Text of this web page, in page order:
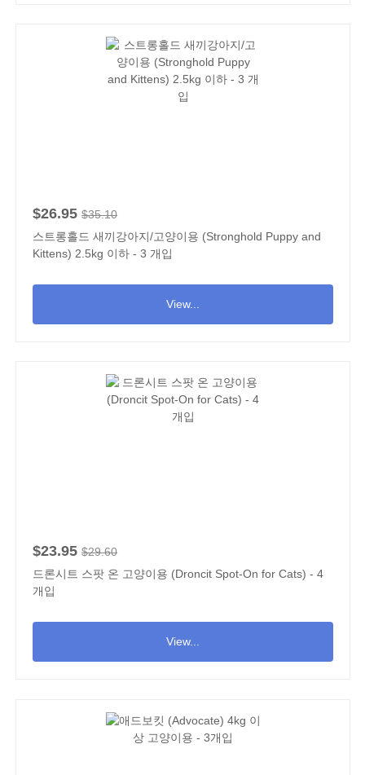
$26.95 $35.10
스트롱홀드 새끼강아지/고양이용 (Stronghold Puppy and
Kittens) 2.5kg 이하 - 3 개입
View...
$23.95 $29.60
드론시트 스팟 온 고양이용 (Droncit Spot-On for Cats) - 4
개입
View...